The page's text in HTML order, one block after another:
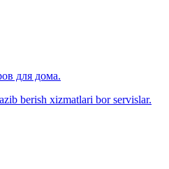
для дома.
berish xizmatlari bor servislar.